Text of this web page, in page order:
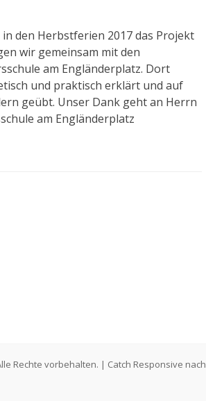
den Herbstferien 2017 das Projekt
wir gemeinsam mit den
am Engländerplatz. Dort
und praktisch erklärt und auf
geübt. Unser Dank geht an Herrn
am Engländerplatz
Rechte vorbehalten. | Catch Responsive nach